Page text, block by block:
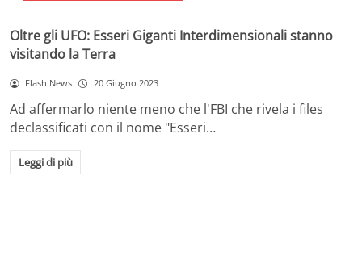
Oltre gli UFO: Esseri Giganti Interdimensionali stanno
visitando la Terra
Flash News 20 Giugno 2023
Ad affermarlo niente meno che l'FBI che rivela i files
declassificati con il nome "Esseri…
Leggi di più